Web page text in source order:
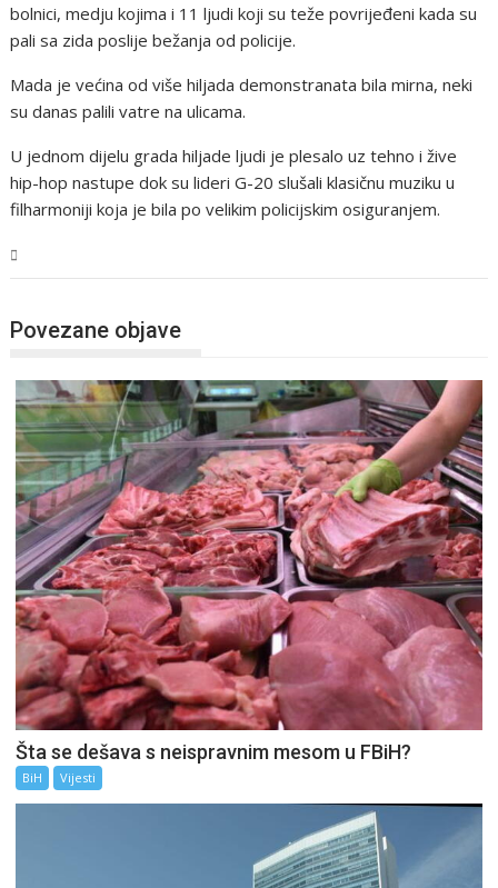
bolnici, medju kojima i 11 ljudi koji su teže povrijeđeni kada su
pali sa zida poslije bežanja od policije.
Mada je većina od više hiljada demonstranata bila mirna, neki
su danas palili vatre na ulicama.
U jednom dijelu grada hiljade ljudi je plesalo uz tehno i žive
hip-hop nastupe dok su lideri G-20 slušali klasičnu muziku u
filharmoniji koja je bila po velikim policijskim osiguranjem.
Povezane objave
Šta se dešava s neispravnim mesom u FBiH?
BiH Vijesti